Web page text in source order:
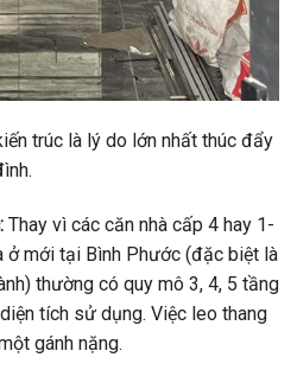
trúc là lý do lớn nhất thúc đẩy
Thay vì các căn nhà cấp 4 hay 1-
ở mới tại Bình Phước (đặc biệt là
thường có quy mô 3, 4, 5 tầng
tích sử dụng. Việc leo thang
gánh nặng.